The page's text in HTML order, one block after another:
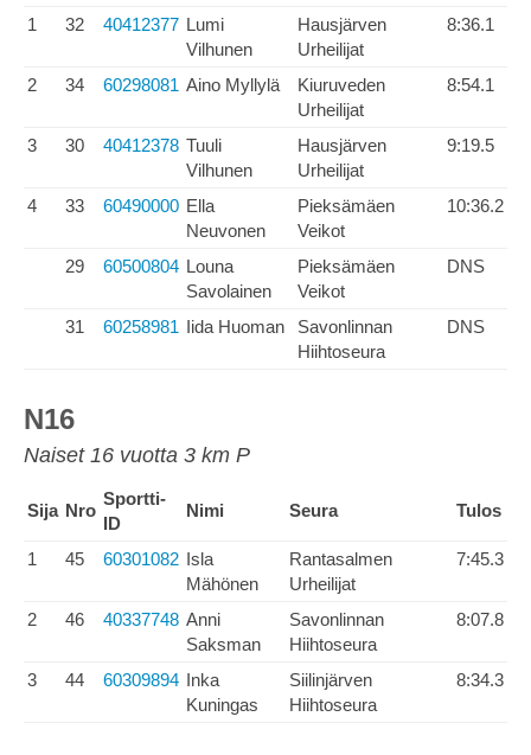
1 32 40412377 Lumi
Vilhunen
Hausjärven
Urheilijat
8:36.1
2 34 60298081 Aino Myllylä
Kiuruveden
Urheilijat
8:54.1
3 30 40412378 Tuuli
Vilhunen
Hausjärven
Urheilijat
9:19.5
4 33 60490000 Ella
Neuvonen
Pieksämäen
Veikot
10:36.2
29 60500804 Louna
Savolainen
Pieksämäen
Veikot
DNS
31 60258981 Iida Huoman
Savonlinnan
Hiihtoseura
DNS
N16
Naiset 16 vuotta 3 km P
Sija Nro
Sportti-
ID
Nimi Seura Tulos
1 45 60301082 Isla
Mähönen
Rantasalmen
Urheilijat
7:45.3
2 46 40337748 Anni
Saksman
Savonlinnan
Hiihtoseura
8:07.8
3 44 60309894 Inka
Kuningas
Siilinjärven
Hiihtoseura
8:34.3